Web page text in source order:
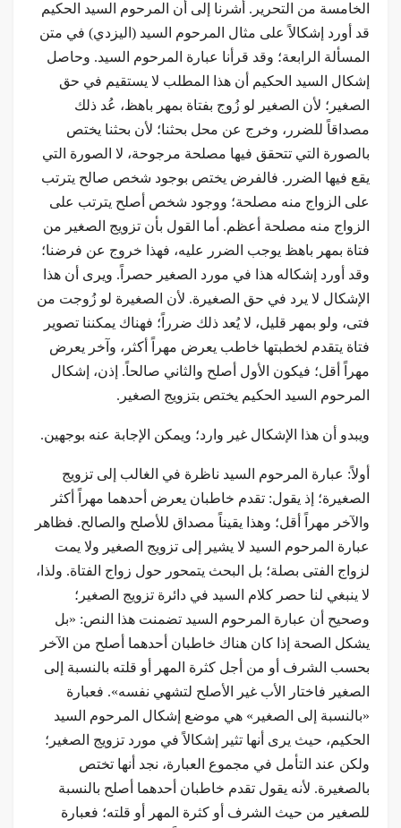
الخامسة من التحرير. أشرنا إلى أن المرحوم السيد الحكيم
قد أورد إشكالاً على مثال المرحوم السيد (اليزدي) في متن
المسألة الرابعة؛ وقد قرأنا عبارة المرحوم السيد. وحاصل
إشكال السيد الحكيم أن هذا المطلب لا يستقيم في حق
الصغير؛ لأن الصغير لو زُوج بفتاة بمهر باهظ، عُد ذلك
مصداقاً للضرر، وخرج عن محل بحثنا؛ لأن بحثنا يختص
بالصورة التي تتحقق فيها مصلحة مرجوحة، لا الصورة التي
يقع فيها الضرر. فالفرض يختص بوجود شخص صالح يترتب
على الزواج منه مصلحة؛ ووجود شخص أصلح يترتب على
الزواج منه مصلحة أعظم. أما القول بأن تزويج الصغير من
فتاة بمهر باهظ يوجب الضرر عليه، فهذا خروج عن فرضنا؛
وقد أورد إشكاله هذا في مورد الصغير حصراً. ويرى أن هذا
الإشكال لا يرد في حق الصغيرة. لأن الصغيرة لو زُوجت من
فتى، ولو بمهر قليل، لا يُعد ذلك ضرراً؛ فهناك يمكننا تصوير
فتاة يتقدم لخطبتها خاطب يعرض مهراً أكثر، وآخر يعرض
مهراً أقل؛ فيكون الأول أصلح والثاني صالحاً. إذن، إشكال
المرحوم السيد الحكيم يختص بتزويج الصغير.
ويبدو أن هذا الإشكال غير وارد؛ ويمكن الإجابة عنه بوجهين.
أولاً: عبارة المرحوم السيد ناظرة في الغالب إلى تزويج
الصغيرة؛ إذ يقول: تقدم خاطبان يعرض أحدهما مهراً أكثر
والآخر مهراً أقل؛ وهذا يقيناً مصداق للأصلح والصالح. فظاهر
عبارة المرحوم السيد لا يشير إلى تزويج الصغير ولا يمت
لزواج الفتى بصلة؛ بل البحث يتمحور حول زواج الفتاة. ولذا،
لا ينبغي لنا حصر كلام السيد في دائرة تزويج الصغير؛
وصحيح أن عبارة المرحوم السيد تضمنت هذا النص: «بل
يشكل الصحة إذا كان هناك خاطبان أحدهما أصلح من الآخر
بحسب الشرف أو من أجل كثرة المهر أو قلته بالنسبة إلى
الصغير فاختار الأب غير الأصلح لتشهي نفسه». فعبارة
«بالنسبة إلى الصغير» هي موضع إشكال المرحوم السيد
الحكيم، حيث يرى أنها تثير إشكالاً في مورد تزويج الصغير؛
ولكن عند التأمل في مجموع العبارة، نجد أنها تختص
بالصغيرة. لأنه يقول تقدم خاطبان أحدهما أصلح بالنسبة
للصغير من حيث الشرف أو كثرة المهر أو قلته؛ فعبارة